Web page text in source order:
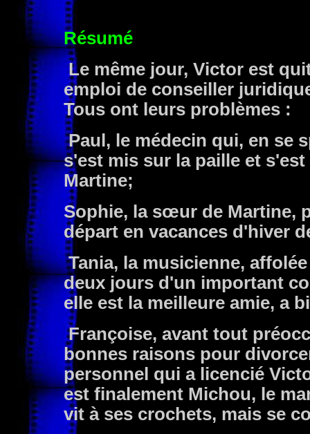
Résumé
Le même jour, Victor est
emploi de conseiller
Tous ont leurs problèmes :
Paul, le médecin qui, en se
s'est mis sur la paille et
Martine;
Sophie, la sœur de Martine,
départ en vacances d'hiver
Tania, la musicienne,
deux jours d'un important
elle est la meilleure amie, a
Françoise, avant tout
bonnes raisons pour
personnel qui a licencié
est finalement Michou, le
vit à ses crochets, mais se